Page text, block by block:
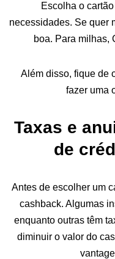
Escolha o
necessidades. Se quer
boa. Para milhas,
Além disso, fique de
fazer uma
Taxas e
de
Antes de escolher um
cashback. Algumas
enquanto outras têm
diminuir o valor do